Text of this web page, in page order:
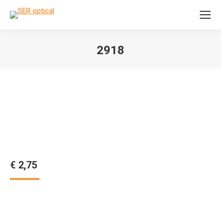
Search:
2918
€ 2,75